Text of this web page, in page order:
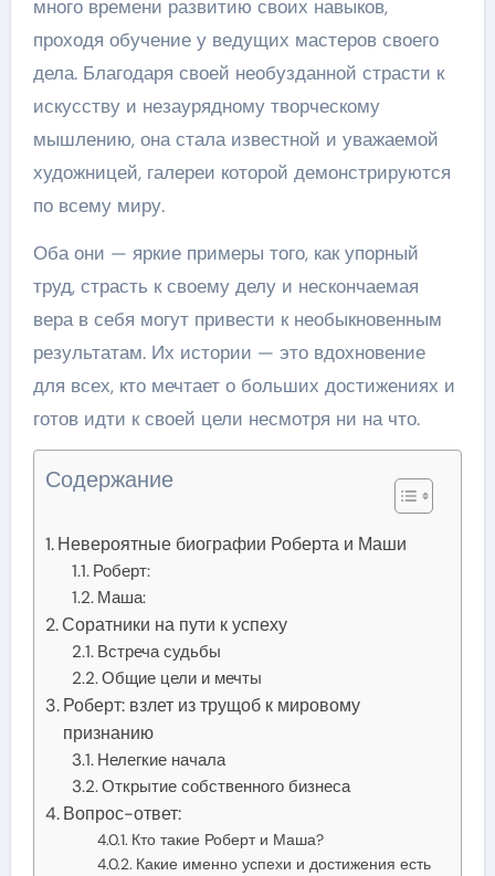
много времени развитию своих навыков,
проходя обучение у ведущих мастеров своего
дела. Благодаря своей необузданной страсти к
искусству и незаурядному творческому
мышлению, она стала известной и уважаемой
художницей, галереи которой демонстрируются
по всему миру.
Оба они — яркие примеры того, как упорный
труд, страсть к своему делу и нескончаемая
вера в себя могут привести к необыкновенным
результатам. Их истории — это вдохновение
для всех, кто мечтает о больших достижениях и
готов идти к своей цели несмотря ни на что.
Содержание
Невероятные биографии Роберта и Маши
Роберт:
Маша:
Соратники на пути к успеху
Встреча судьбы
Общие цели и мечты
Роберт: взлет из трущоб к мировому
признанию
Нелегкие начала
Открытие собственного бизнеса
Вопрос-ответ:
Кто такие Роберт и Маша?
Какие именно успехи и достижения есть